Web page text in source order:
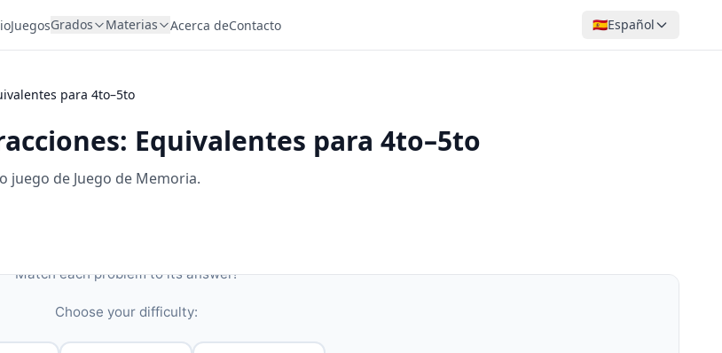
JuegosGrados Materias Acerca deContacto 🇪🇸Español
para 4to–5to
Equivalentes para 4to–5to
juego de Juego de Memoria.